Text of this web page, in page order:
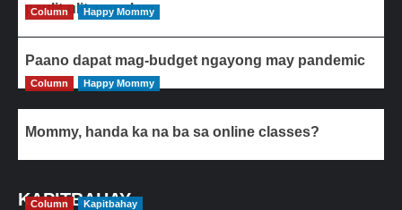
paulit-ulit ang ulam
Column Happy Mommy
Paano dapat mag-budget ngayong may pandemic
Column Happy Mommy
Mommy, handa ka na ba sa online classes?
KAPITBAHAY
Column Kapitbahay